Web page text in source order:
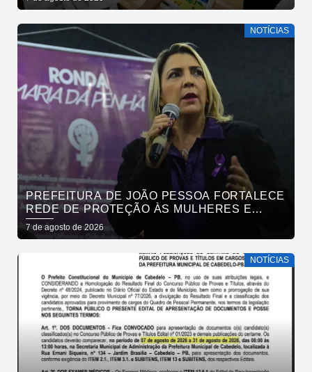
NOTÍCIAS
PREFEITURA DE JOÃO PESSOA FORTALECE
REDE DE PROTEÇÃO ÀS MULHERES E
ENTENDE QUE ACOLHER É SALVAR VIDAS
7 de agosto de 2026
NOTÍCIAS